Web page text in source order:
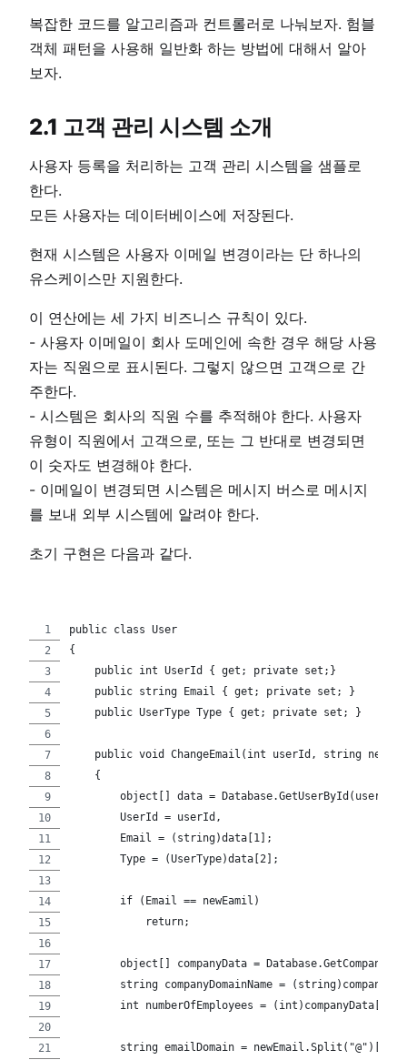
복잡한 코드를 알고리즘과 컨트롤러로 나눠보자. 험블
객체 패턴을 사용해 일반화 하는 방법에 대해서 알아
보자.
2.1 고객 관리 시스템 소개
사용자 등록을 처리하는 고객 관리 시스템을 샘플로
한다.
모든 사용자는 데이터베이스에 저장된다.
현재 시스템은 사용자 이메일 변경이라는 단 하나의
유스케이스만 지원한다.
이 연산에는 세 가지 비즈니스 규칙이 있다.
- 사용자 이메일이 회사 도메인에 속한 경우 해당 사용
자는 직원으로 표시된다. 그렇지 않으면 고객으로 간
주한다.
- 시스템은 회사의 직원 수를 추적해야 한다. 사용자
유형이 직원에서 고객으로, 또는 그 반대로 변경되면
이 숫자도 변경해야 한다.
- 이메일이 변경되면 시스템은 메시지 버스로 메시지
를 보내 외부 시스템에 알려야 한다.
초기 구현은 다음과 같다.
public class User
{
    public int UserId { get; private set;}
    public string Email { get; private set; }
    public UserType Type { get; private set; }
public void ChangeEmail(int userId, string
    {
        object[] data = Database.GetUserById(userId);
        UserId = userId,
        Email = (string)data[1];
        Type = (UserType)data[2];
        if (Email == newEamil)
            return;
        object[] companyData = Database.GetCompany();
string companyDomainName =
        int numberOfEmployees = (int)companyData[1];
        string emailDomain = newEmail.Split("@")[1];